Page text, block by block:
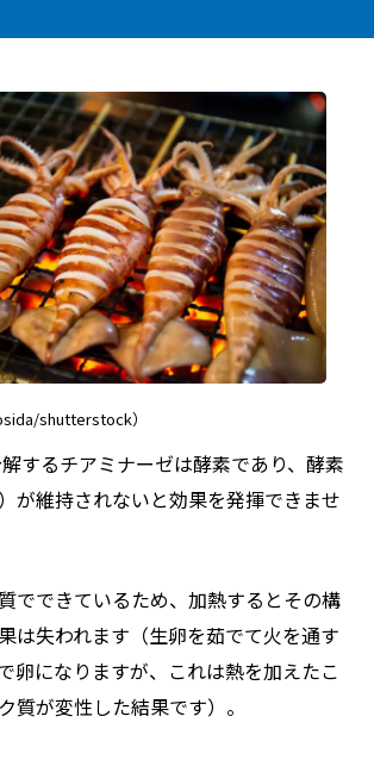
shutterstock）
するチアミナーゼは酵素であり、酵素
が維持されないと効果を発揮できませ
でできているため、加熱するとその構
は失われます（生卵を茹でて火を通す
卵になりますが、これは熱を加えたこ
質が変性した結果です）。